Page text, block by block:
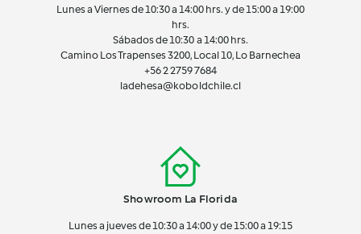
Lunes a Viernes de 10:30 a 14:00 hrs. y de 15:00 a 19:00
hrs.
Sábados de 10:30 a 14:00 hrs.
Camino Los Trapenses 3200, Local 10, Lo Barnechea
+56 22759 7684
ladehesa@koboldchile.cl
Showroom La Florida
Lunes a jueves de 10:30 a 14:00 y de 15:00 a 19:15